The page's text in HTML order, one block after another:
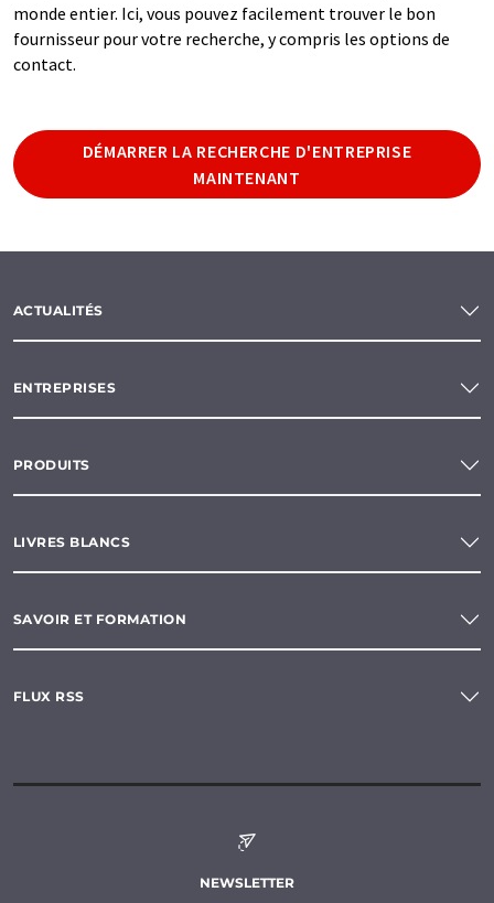
monde entier. Ici, vous pouvez facilement trouver le bon
fournisseur pour votre recherche, y compris les options de
contact.
DÉMARRER LA RECHERCHE D'ENTREPRISE
MAINTENANT
ACTUALITÉS
ENTREPRISES
PRODUITS
LIVRES BLANCS
SAVOIR ET FORMATION
FLUX RSS
NEWSLETTER